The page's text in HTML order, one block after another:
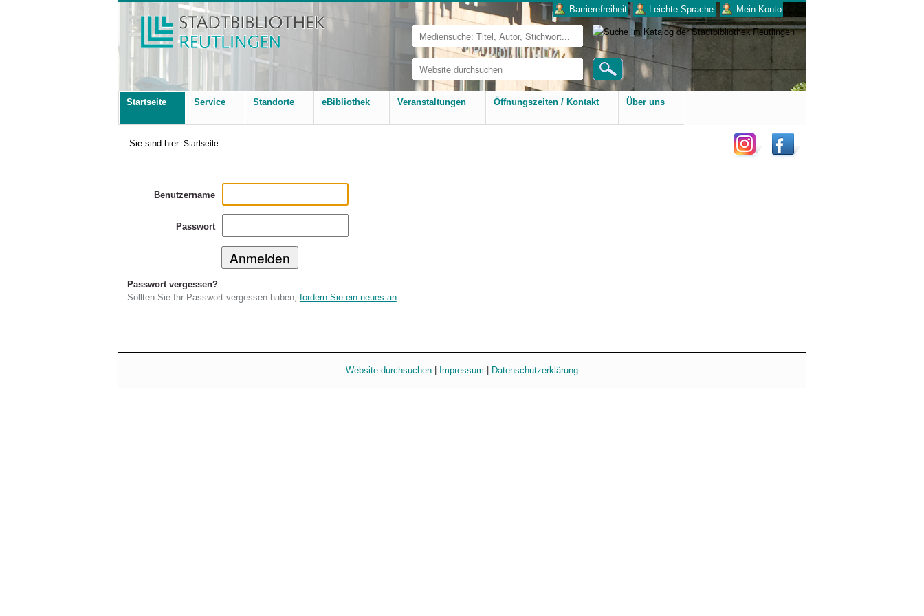
Website
durchsuchen
Erweiterte
Suche…
___Barrierefreiheit ___Leichte Sprache ___Mein Konto
Startseite Service Standorte eBibliothek Veranstaltungen Öffnungszeiten / Kontakt Über uns
Sie sind hier: Startseite
Benutzername
Passwort
Passwort vergessen?
Sollten Sie Ihr Passwort vergessen haben, fordern Sie ein neues an.
Website durchsuchen Impressum Datenschutzerklärung